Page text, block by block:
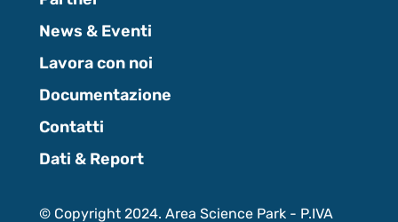
News & Eventi
Lavora con noi
Documentazione
Contatti
Dati & Report
© Copyright 2024. Area Science Park - P.IVA